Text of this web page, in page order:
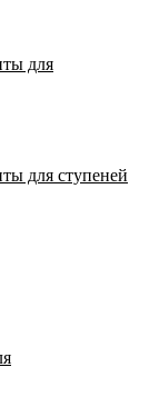
для
для ступеней